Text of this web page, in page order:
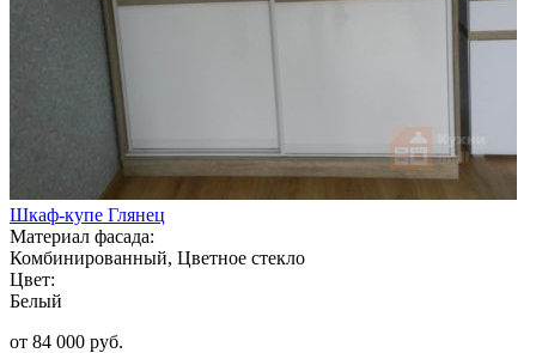
Шкаф-купе Глянец
Материал фасада:
Комбинированный, Цветное стекло
Цвет:
Белый
от 84 000 руб.